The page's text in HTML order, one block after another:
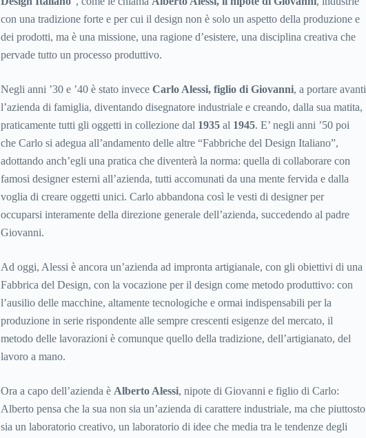
con una tradizione forte e per cui il design non è solo un aspetto della produzione e
dei prodotti, ma è una missione, una ragione d’esistere, una disciplina creativa che
pervade tutto un processo produttivo.
Negli anni ’30 e ’40 è stato invece Carlo Alessi, figlio di Giovanni, a portare avanti
l’azienda di famiglia, diventando disegnatore industriale e creando, dalla sua matita,
praticamente tutti gli oggetti in collezione dal 1935al 1945. E’ negli anni ’50 poi
che Carlo si adegua all’andamento delle altre “Fabbriche del Design Italiano”,
adottando anch’egli una pratica che diventerà la norma: quella di collaborare con
famosi designer esterni all’azienda, tutti accomunati da una mente fervida e dalla
voglia di creare oggetti unici. Carlo abbandona così le vesti di designer per
occuparsi interamente della direzione generale dell’azienda, succedendo al padre
Giovanni.
Ad oggi, Alessi è ancora un’azienda ad impronta artigianale, con gli obiettivi di una
Fabbrica del Design, con la vocazione per il design come metodo produttivo: con
l’ausilio delle macchine, altamente tecnologiche e ormai indispensabili per la
produzione in serie rispondente alle sempre crescenti esigenze del mercato, il
metodo delle lavorazioni è comunque quello della tradizione, dell’artigianato, del
lavoro a mano.
Ora a capo dell’azienda è Alberto Alessi, nipote di Giovanni e figlio di Carlo:
Alberto pensa che la sua non sia un’azienda di carattere industriale, ma che piuttosto
sia un laboratorio creativo, un laboratorio di idee che media tra le tendenze degli